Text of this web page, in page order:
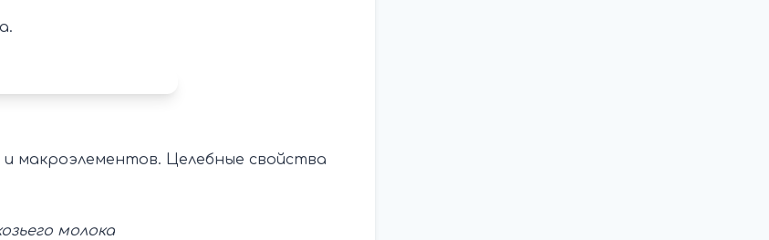
макроэлементов. Целебные свойства
молока